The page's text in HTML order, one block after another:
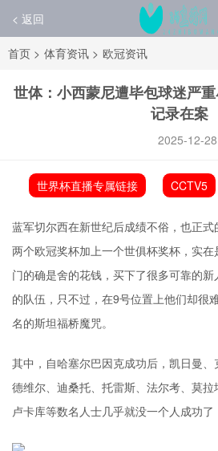
< 返回
首页 > 体育资讯 > 欧冠资讯
世体：小西蒙尼遭毕包球迷严
记录在案
2025-12-28
世界杯直播专属链接 CCTV5
蓝军切尔西在新世纪后成绩不俗，也正
两个欧冠奖杯加上一个世俱杯奖杯，实
门的确是舍的花钱，买下了很多可靠的
的队伍，只不过，在9号位置上他们却很
名的斯坦福桥魔咒。
其中，自哈塞尔巴因克成功后，凯日曼
德维尔、迪桑托、托雷斯、法尔考、莫拉
卢卡库等数名人士几乎就没一个人成功了